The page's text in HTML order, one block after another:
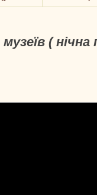
( нічна